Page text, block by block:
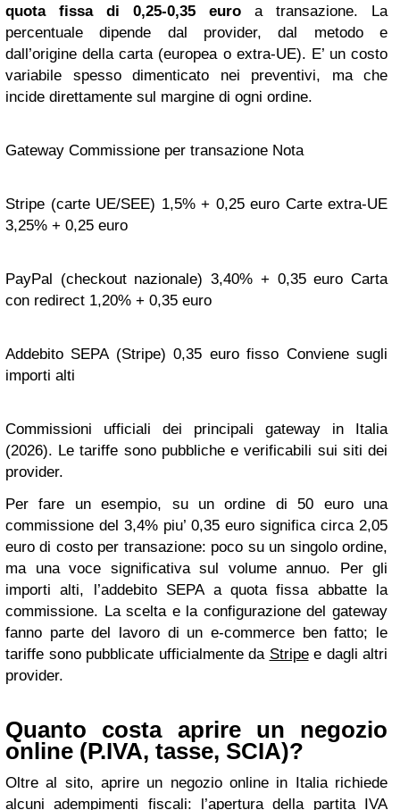
quota fissa di 0,25-0,35 euro a transazione. La
percentuale dipende dal provider, dal metodo e
dall’origine della carta (europea o extra-UE). E’ un costo
variabile spesso dimenticato nei preventivi, ma che
incide direttamente sul margine di ogni ordine.
Gateway Commissione per transazione Nota
Stripe (carte UE/SEE) 1,5% + 0,25 euro Carte extra-UE
3,25% + 0,25 euro
PayPal (checkout nazionale) 3,40% + 0,35 euro Carta
con redirect 1,20% + 0,35 euro
Addebito SEPA (Stripe) 0,35 euro fisso Conviene sugli
importi alti
Commissioni ufficiali dei principali gateway in Italia
(2026). Le tariffe sono pubbliche e verificabili sui siti dei
provider.
Per fare un esempio, su un ordine di 50 euro una
commissione del 3,4% piu’ 0,35 euro significa circa 2,05
euro di costo per transazione: poco su un singolo ordine,
ma una voce significativa sul volume annuo. Per gli
importi alti, l’addebito SEPA a quota fissa abbatte la
commissione. La scelta e la configurazione del gateway
fanno parte del lavoro di un e-commerce ben fatto; le
tariffe sono pubblicate ufficialmente da Stripee dagli altri
provider.
Quanto costa aprire un negozio
online (P.IVA, tasse, SCIA)?
Oltre al sito, aprire un negozio online in Italia richiede
alcuni adempimenti fiscali: l’apertura della partita IVA